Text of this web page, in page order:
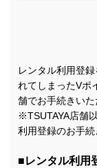
レンタル利用登
れてしまったVポ
舗でお手続きいた
※TSUTAYA店舗
利用登録のお手続
■レンタル利用